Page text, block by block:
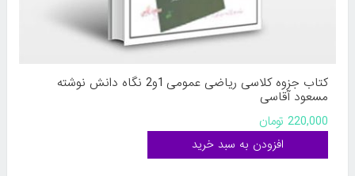
کتاب جزوه کلاسی ریاضی عمومی 1و2 نگاه دانش نوشته
مسعود آقاسی
220,000 تومان